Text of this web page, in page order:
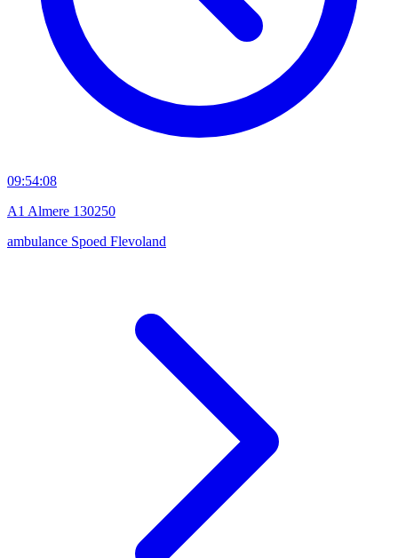
09:54:08
A1 Almere 130250
ambulance Spoed Flevoland